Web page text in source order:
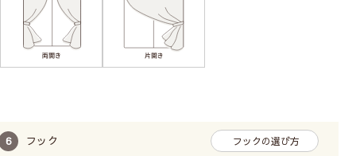
フック フックの選び方